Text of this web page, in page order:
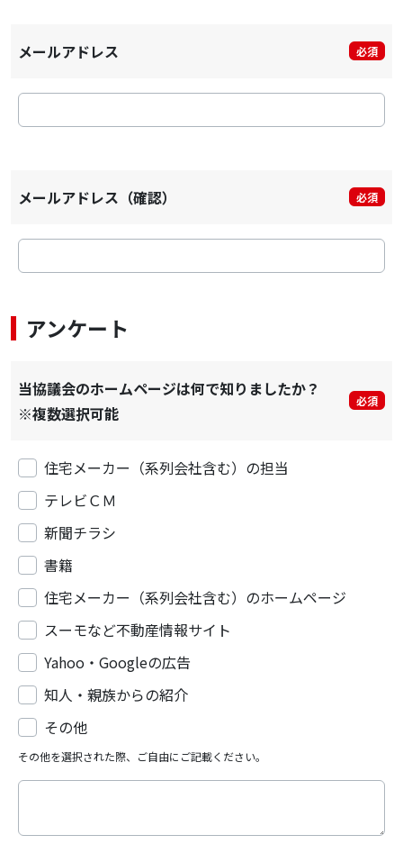
メールアドレス 必須
メールアドレス（確認） 必須
アンケート
当協議会のホームページは何で知りましたか？
※複数選択可能
必須
住宅メーカー（系列会社含む）の担当
テレビＣＭ
新聞チラシ
書籍
住宅メーカー（系列会社含む）のホームページ
スーモなど不動産情報サイト
Yahoo・Googleの広告
知人・親族からの紹介
その他
その他を選択された際、ご自由にご記載ください。